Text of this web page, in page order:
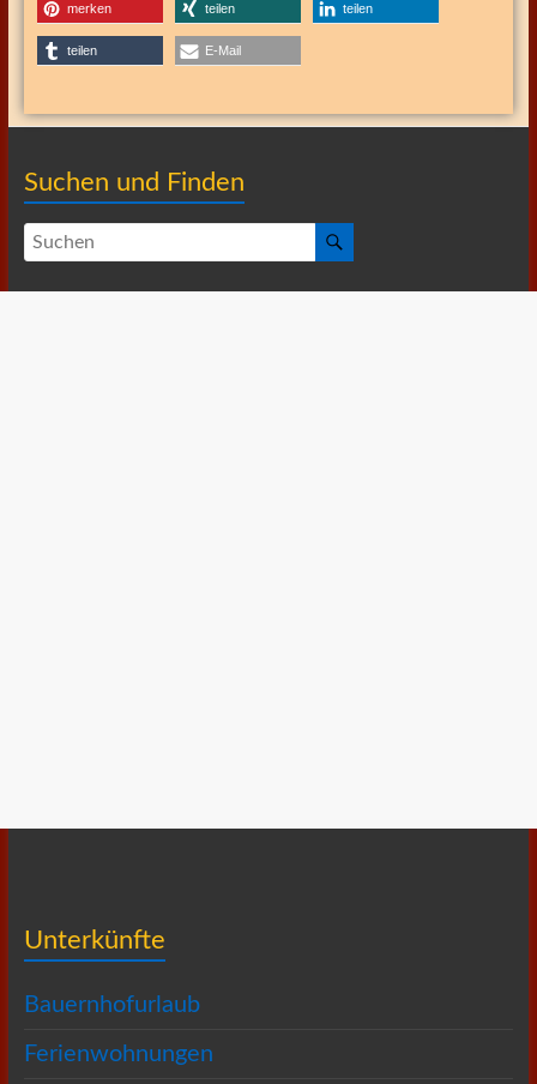
merken teilen teilen
teilen E-Mail
Suchen und Finden
Unterkünfte
Bauernhofurlaub
Ferienwohnungen